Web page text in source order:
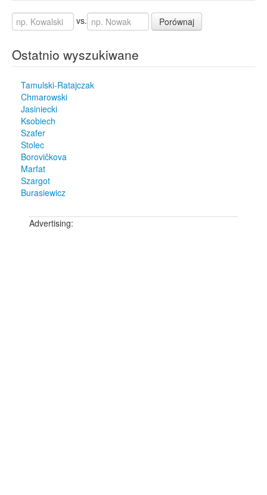
vs. Porównaj
Ostatnio wyszukiwane
Tamulski-Ratajczak
Chmarowski
Jasiniecki
Ksobiech
Szafer
Stolec
Borovičkova
Marfat
Szargot
Burasiewicz
Advertising: